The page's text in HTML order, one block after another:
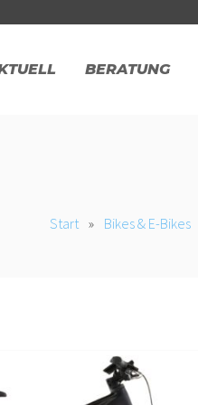
BERATUNG
Start » Bikes & E-Bikes